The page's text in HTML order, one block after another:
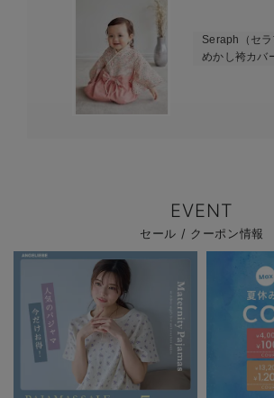
Seraph（セ
めかし袴カバ
EVENT
セール / クーポン情報